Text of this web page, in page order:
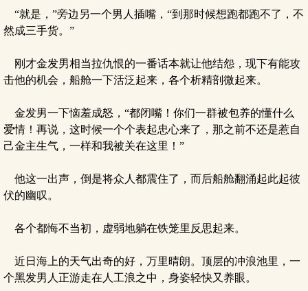
“就是，”旁边另一个男人插嘴，“到那时候想跑都跑不了，不
然成三手货。”
刚才金发男相当拉仇恨的一番话本就让他结怨，现下有能攻
击他的机会，船舱一下活泛起来，各个析精剖微起来。
金发男一下恼羞成怒，“都闭嘴！你们一群被包养的懂什么
爱情！再说，这时候一个个表起忠心来了，那之前不还是惹自
己金主生气，一样和我被关在这里！”
他这一出声，倒是将众人都震住了，而后船舱翻涌起此起彼
伏的幽叹。
各个都悔不当初，虚弱地躺在铁笼里反思起来。
近日海上的天气出奇的好，万里晴朗。顶层的冲浪池里，一
个黑发男人正游走在人工浪之中，身姿轻快又养眼。